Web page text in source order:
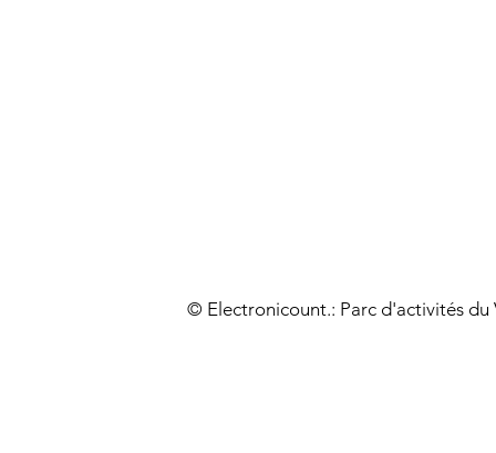
© Electronicount.: Parc d'activités du